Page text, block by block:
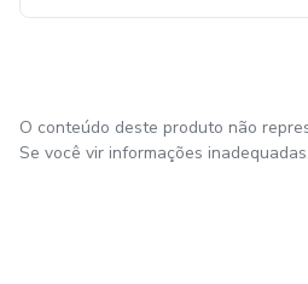
O conteúdo deste produto não
Se você vir informações inadequadas,